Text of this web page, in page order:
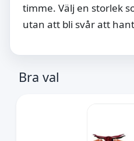
timme. Välj en storlek
utan att bli svår att
Bra val